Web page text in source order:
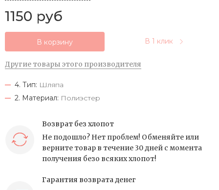
1150 руб
В корзину В 1 клик
Другие товары этого производителя
4. Тип: Шляпа
2. Материал: Полиэстер
Возврат без хлопот
Не подошло? Нет проблем! Обменяйте или
верните товар в течение 30 дней с момента
получения безо всяких хлопот!
Гарантия возврата денег